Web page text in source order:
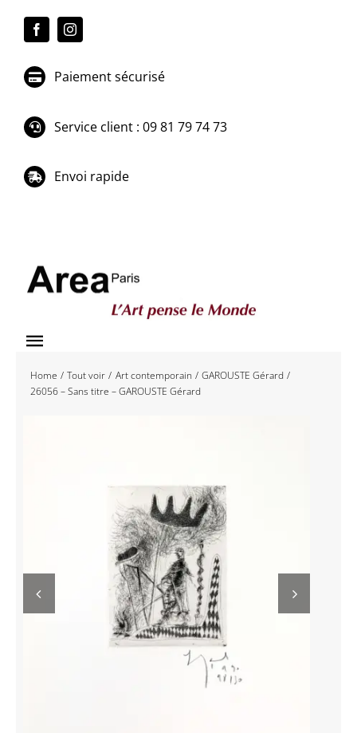
Paiement sécurisé
Service client : 09 81 79 74 73
Envoi rapide
Toggle
Navigation
Accueil
Area antic
Home Tout voir Art contemporain
GAROUSTE Gérard
26056 – Sans titre – GAROUSTE Gérard